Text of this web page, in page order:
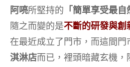
阿喨所堅持的 「簡單享受最自
隨之而變的是不斷的研發與創
在最近成立了門市，而這間門
淇淋店而已，裡頭暗藏玄機